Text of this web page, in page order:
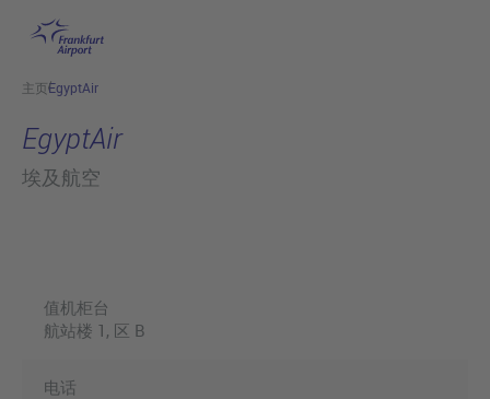
跳转至主页
主页EgyptAir
EgyptAir
埃及航空
值机柜台
航站楼 1 , 区 B
电话